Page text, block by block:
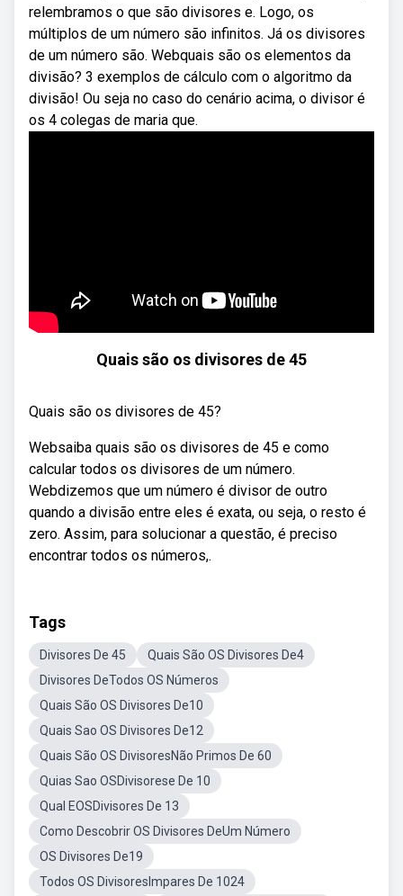
relembramos o que são divisores e. Logo, os
múltiplos de um número são infinitos. Já os divisores
de um número são. Webquais são os elementos da
divisão? 3 exemplos de cálculo com o algoritmo da
divisão! Ou seja no caso do cenário acima, o divisor é
os 4 colegas de maria que.
Quais são os divisores de 45
Quais são os divisores de 45?
Websaiba quais são os divisores de 45 e como
calcular todos os divisores de um número.
Webdizemos que um número é divisor de outro
quando a divisão entre eles é exata, ou seja, o resto é
zero. Assim, para solucionar a questão, é preciso
encontrar todos os números,.
Tags
Divisores De 45
Quais São OS Divisores De4
Divisores DeTodos OS Números
Quais São OS Divisores De10
Quais Sao OS Divisores De12
Quais São OS DivisoresNão Primos De 60
Quias Sao OSDivisorese De 10
Qual EOSDivisores De 13
Como Descobrir OS Divisores DeUm Número
OS Divisores De19
Todos OS DivisoresImpares De 1024